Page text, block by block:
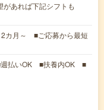
あれば下記シフトも
2カ月～ ■ご応募から最短
週払いOK ■扶養内OK ■